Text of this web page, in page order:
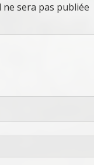
sera pas publiée